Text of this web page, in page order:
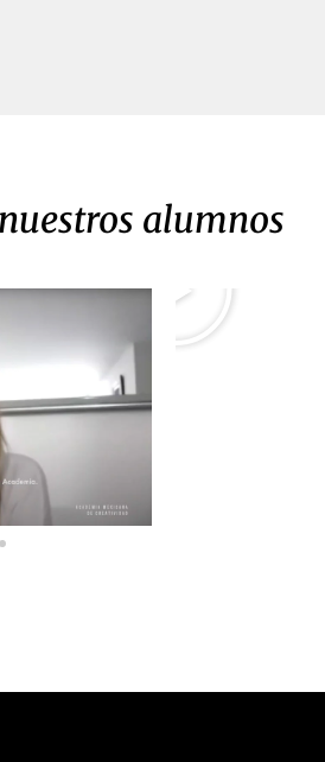
alumnos